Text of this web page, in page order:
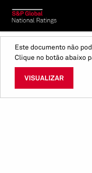
Este documento não
Clique no botão abaixo
VISUALIZAR